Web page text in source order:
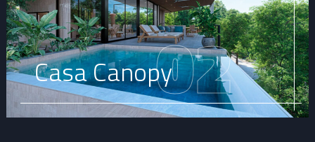
Casa Canopy02